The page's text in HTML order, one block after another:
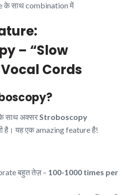
के साथ combination में
– “Slow
Cords
साथ अक्सर Stroboscopy
है। यह एक amazing feature है!
बहुत तेज़ – 100-1000 times per